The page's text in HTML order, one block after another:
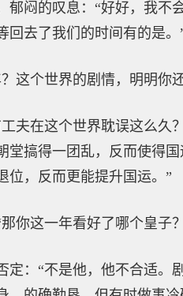
郁闷的叹息：“好好，我不
回去了我们的时间有的是。
这个世界的剧情，明明你
夫在这个世界耽误这么
堂搞得一团乱，反而使得
位，反而更能提升国运。”
你这一年看好了哪个皇子
定：“不是他，他不合适。